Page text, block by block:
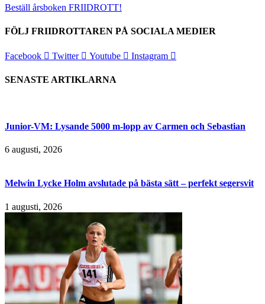
Beställ årsboken FRIIDROTT!
FÖLJ FRIIDROTTAREN PÅ SOCIALA MEDIER
Facebook Twitter Youtube Instagram
SENASTE ARTIKLARNA
Junior-VM: Lysande 5000 m-lopp av Carmen och Sebastian
6 augusti, 2026
Melwin Lycke Holm avslutade på bästa sätt – perfekt segersvit
1 augusti, 2026